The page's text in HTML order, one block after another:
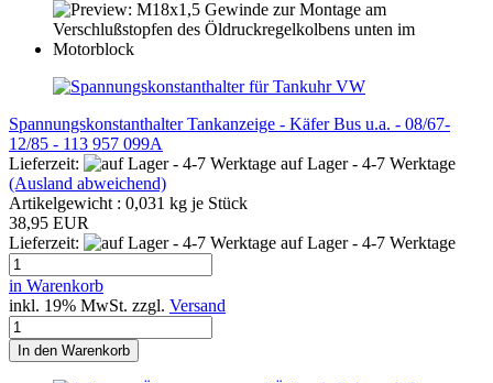
Spannungskonstanthalter Tankanzeige - Käfer Bus u.a. - 08/67-
12/85 - 113 957 099A
Lieferzeit:
auf Lager - 4-7 Werktage
(Ausland abweichend)
Artikelgewicht : 0,031 kg je Stück
38,95 EUR
Lieferzeit:
auf Lager - 4-7 Werktage
in Warenkorb
inkl. 19% MwSt. zzgl. Versand
In den Warenkorb